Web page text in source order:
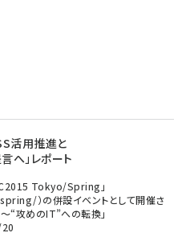
活用推進と
へ」レポート
Tokyo/Spring」
）の併設イベントとして開催さ
“攻めのIT”への転換」